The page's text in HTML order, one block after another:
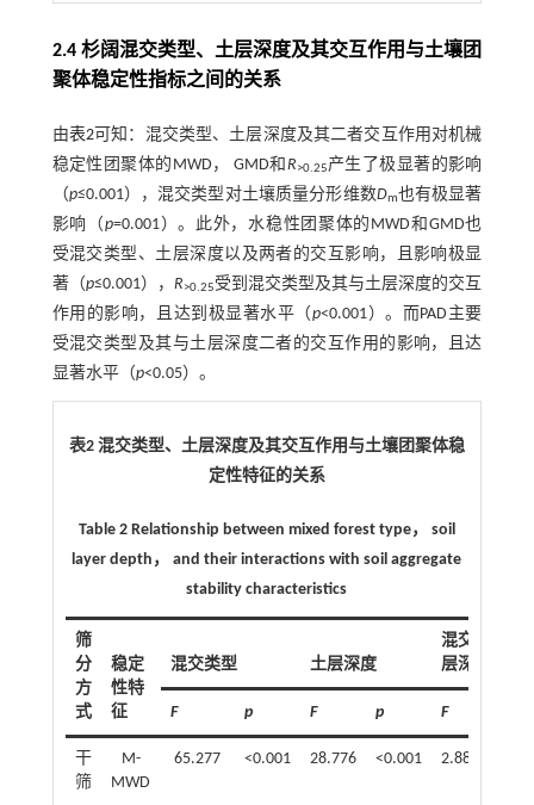
2.4 杉阔混交类型、土层深度及其交互作用与土壤团
聚体稳定性指标之间的关系
由表2可知：混交类型、土层深度及其二者交互作用对机械
稳定性团聚体的MWD， GMD和 R>0.25产生了极显著的影响
（p≤0.001），混交类型对土壤质量分形维数Dm也有极显著
影响（p=0.001）。此外，水稳性团聚体的MWD和GMD也
受混交类型、土层深度以及两者的交互影响，且影响极显
著（p≤0.001）， R>0.25受到混交类型及其与土层深度的交互
作用的影响，且达到极显著水平（p<0.001）。而PAD主要
受混交类型及其与土层深度二者的交互作用的影响，且达
显著水平（p<0.05）。
表2 混交类型、土层深度及其交互作用与土壤团聚体稳
定性特征的关系
Table 2 Relationship between mixed forest type， soil
layer depth， and their interactions with soil aggregate
stability characteristics
筛
分
方
式
稳定
性特
征
混交类型 土层深度
混交类型×土
层深度
F p F p F
干
筛
M-
MWD
65.277 <0.001 28.776 <0.001 2.881